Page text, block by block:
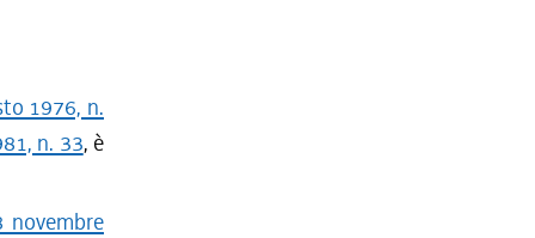
1976, n.
n. 33, è
novembre